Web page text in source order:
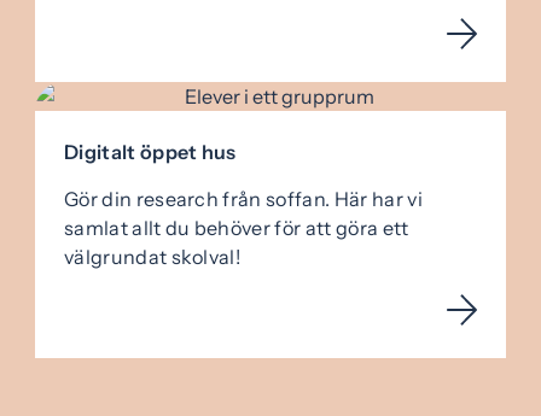
Digitalt öppet hus
Gör din research från soffan. Här har vi
samlat allt du behöver för att göra ett
välgrundat skolval!